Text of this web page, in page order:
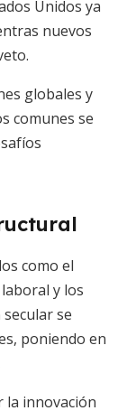
Unidos ya
nuevos
globales y
comunes se
como el
y los
se
poniendo en
la innovación